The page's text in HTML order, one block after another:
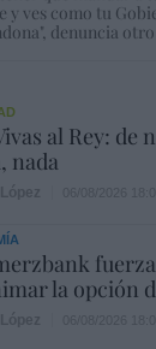
y ves como tu
denuncia otro
al Rey: de
nada
la opción